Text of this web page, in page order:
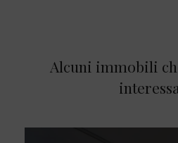
Alcuni immobili